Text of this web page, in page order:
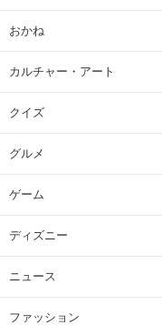
おかね
カルチャー・アート
クイズ
グルメ
ゲーム
ディズニー
ニュース
ファッション